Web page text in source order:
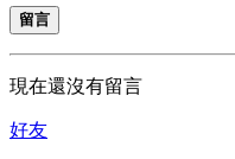
留言
現在還沒有留言
好友